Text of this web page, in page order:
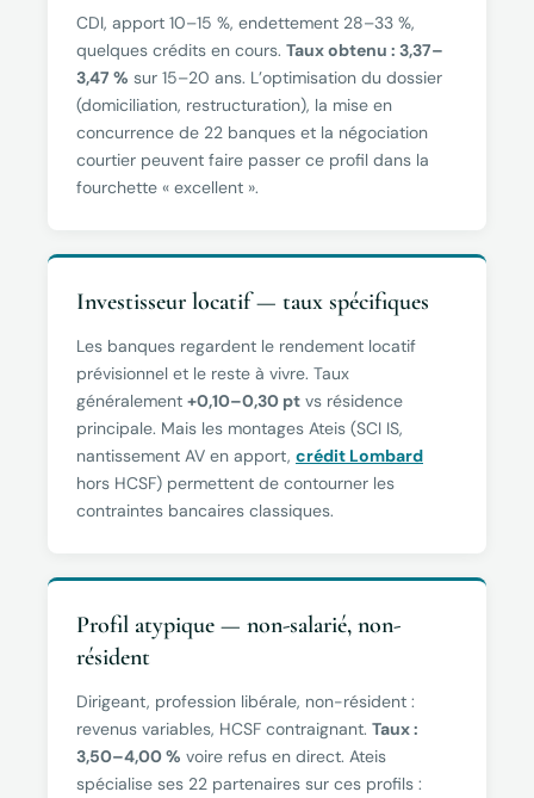
CDI, apport 10–15 %, endettement 28–33 %,
quelques crédits en cours. Taux obtenu : 3,37–
3,47 % sur 15–20 ans. L’optimisation du dossier
(domiciliation, restructuration), la mise en
concurrence de 22 banques et la négociation
courtier peuvent faire passer ce profil dans la
fourchette « excellent ».
Investisseur locatif — taux spécifiques
Les banques regardent le rendement locatif
prévisionnel et le reste à vivre. Taux
généralement +0,10–0,30 pt vs résidence
principale. Mais les montages Ateis (SCI IS,
nantissement AV en apport, crédit Lombard
hors HCSF) permettent de contourner les
contraintes bancaires classiques.
Profil atypique — non-salarié, non-
résident
Dirigeant, profession libérale, non-résident :
revenus variables, HCSF contraignant. Taux :
3,50–4,00 % voire refus en direct. Ateis
spécialise ses 22 partenaires sur ces profils :